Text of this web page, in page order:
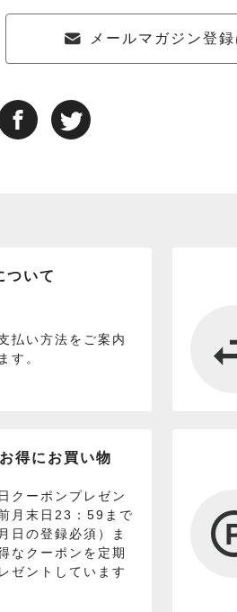
メールマガジン登
ついて
払い方法をご案内
す。
得にお買い物
クーポンプレゼン
月末日23：59まで
日の登録必須）ま
なクーポンを定期
ゼントしています